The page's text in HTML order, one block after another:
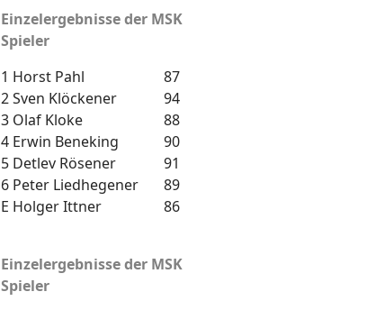
Einzelergebnisse der MSK
Spieler
1 Horst Pahl
87
2Sven Klöckener
94
3 Olaf Kloke
88
4 Erwin Beneking
90
5 Detlev Rösener
91
6 Peter Liedhegener
89
E Holger Ittner 86
Einzelergebnisse der MSK
Spieler